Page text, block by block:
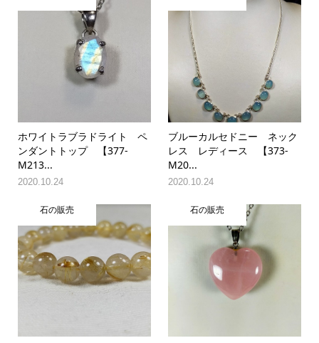
ホワイトラブラドライト ペ
ンダントトップ 【377-
M213...
2020.10.24
ブルーカルセドニー ネック
レス レディース 【373-
M20...
2020.10.24
石の販売 石の販売